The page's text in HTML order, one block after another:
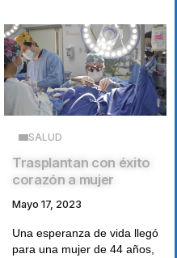
SALUD
Trasplantan con éxito
corazón a mujer
Mayo 17, 2023
Una esperanza de vida llegó
para una mujer de 44 años,